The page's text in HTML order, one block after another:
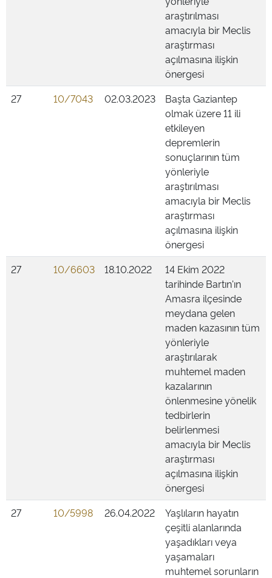
araştırılması
amacıyla bir Meclis
araştırması
açılmasına ilişkin
önergesi
27
10/7043 02.03.2023
Başta Gaziantep
olmak üzere 11 ili
etkileyen
depremlerin
sonuçlarının tüm
yönleriyle
araştırılması
amacıyla bir Meclis
araştırması
açılmasına ilişkin
önergesi
27
10/6603 18.10.2022
14 Ekim 2022
tarihinde Bartın'ın
Amasra ilçesinde
meydana gelen
maden kazasının tüm
yönleriyle
araştırılarak
muhtemel maden
kazalarının
önlenmesine yönelik
tedbirlerin
belirlenmesi
amacıyla bir Meclis
araştırması
açılmasına ilişkin
önergesi
27
10/5998 26.04.2022
Yaşlıların hayatın
çeşitli alanlarında
yaşadıkları veya
yaşamaları
muhtemel sorunların